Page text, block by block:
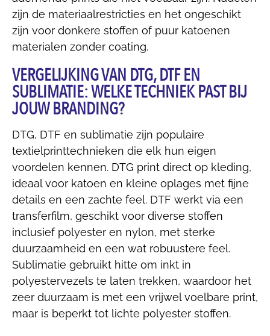
zijn de materiaalrestricties en het ongeschikt
zijn voor donkere stoffen of puur katoenen
materialen zonder coating.
VERGELIJKING VAN DTG, DTF EN
SUBLIMATIE: WELKE TECHNIEK PAST BIJ
JOUW BRANDING?
DTG, DTF en sublimatie zijn populaire
textielprinttechnieken die elk hun eigen
voordelen kennen. DTG print direct op kleding,
ideaal voor katoen en kleine oplages met fijne
details en een zachte feel. DTF werkt via een
transferfilm, geschikt voor diverse stoffen
inclusief polyester en nylon, met sterke
duurzaamheid en een wat robuustere feel.
Sublimatie gebruikt hitte om inkt in
polyestervezels te laten trekken, waardoor het
zeer duurzaam is met een vrijwel voelbare print,
maar is beperkt tot lichte polyester stoffen.